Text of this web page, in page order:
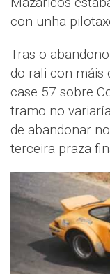
con unha
Tras o
do rali con máis
case 57 sobre
tramo no
de abandonar
terceira praza